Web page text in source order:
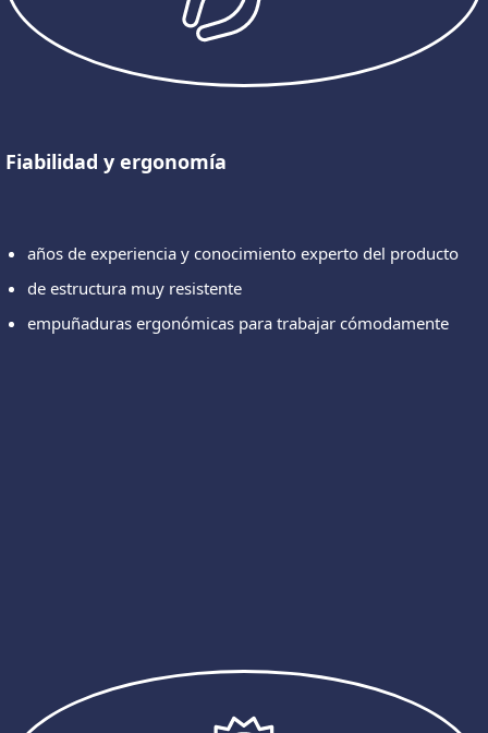
Fiabilidad y ergonomía
años de experiencia y conocimiento experto del producto
de estructura muy resistente
empuñaduras ergonómicas para trabajar cómodamente